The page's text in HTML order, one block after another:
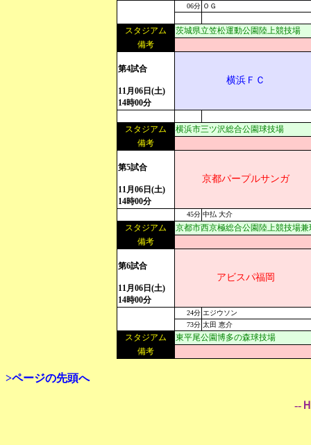
06分 ＯＧ
スタジアム
茨城県立笠松運動公園陸上競技場
備考
第4試合
11月06日(土)
14時00分
横浜ＦＣ
スタジアム
横浜市三ツ沢総合公園球技場
備考
第5試合
11月06日(土)
14時00分
京都パープルサンガ
45分 中払 大介
スタジアム
京都市西京極総合公園陸上競技場兼
備考
第6試合
11月06日(土)
14時00分
アビスパ福岡
24分 エジウソン
73分 太田 恵介
スタジアム
東平尾公園博多の森球技場
備考
>ページの先頭へ
--